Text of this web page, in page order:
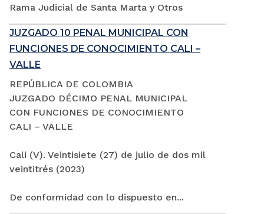
Rama Judicial de Santa Marta y Otros
JUZGADO 10 PENAL MUNICIPAL CON
FUNCIONES DE CONOCIMIENTO CALI –
VALLE
REPÚBLICA DE COLOMBIA
JUZGADO DÉCIMO PENAL MUNICIPAL
CON FUNCIONES DE CONOCIMIENTO
CALI – VALLE
Cali (V). Veintisiete (27) de julio de dos mil
veintitrés (2023)
De conformidad con lo dispuesto en...